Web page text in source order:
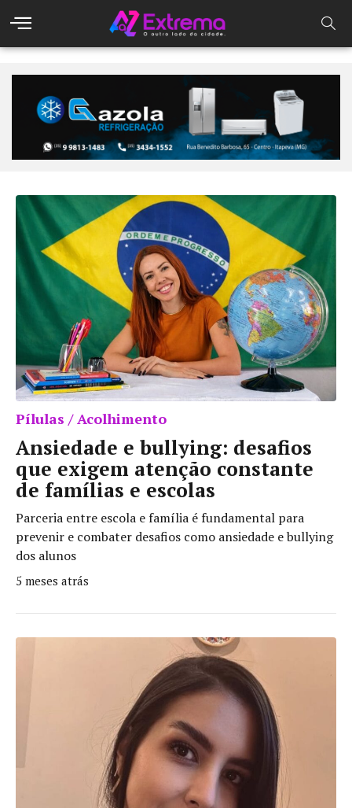
Pílulas / Acolhimento
Ansiedade e bullying: desafios
que exigem atenção constante
de famílias e escolas
Parceria entre escola e família é fundamental para
prevenir e combater desafios como ansiedade e bullying
dos alunos
5 meses atrás